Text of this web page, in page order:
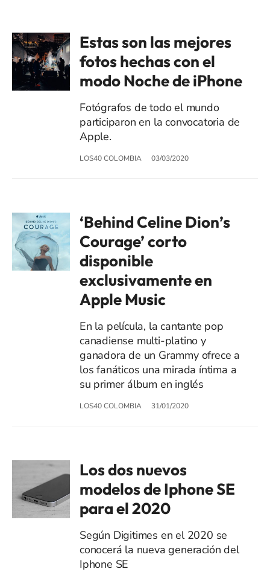
Estas son las mejores
fotos hechas con el
modo Noche de iPhone
Fotógrafos de todo el mundo
participaron en la convocatoria de
Apple.
LOS40 COLOMBIA 03/03/2020
‘Behind Celine Dion’s
Courage’ corto
disponible
exclusivamente en
Apple Music
En la película, la cantante pop
canadiense multi-platino y
ganadora de un Grammy ofrece a
los fanáticos una mirada íntima a
su primer álbum en inglés
LOS40 COLOMBIA 31/01/2020
Los dos nuevos
modelos de Iphone SE
para el 2020
Según Digitimes en el 2020 se
conocerá la nueva generación del
Iphone SE